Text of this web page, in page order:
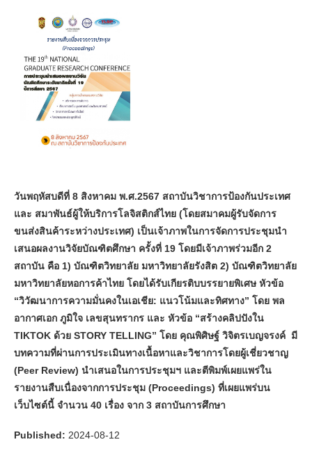
วันพฤหัสบดีที่ 8 สิงหาคม พ.ศ.2567 สถาบันวิชาการป้องกันประเทศ
และ สมาพันธ์ผู้ให้บริการโลจิสติกส์ไทย (โดยสมาคมผู้รับจัดการ
ขนส่งสินค้าระหว่างประเทศ) เป็นเจ้าภาพในการจัดการประชุมนำ
เสนอผลงานวิจัยบัณฑิตศึกษา ครั้งที่ 19 โดยมีเจ้าภาพร่วมอีก 2
สถาบัน คือ 1) บัณฑิตวิทยาลัย มหาวิทยาลัยรังสิต 2) บัณฑิตวิทยาลัย
มหาวิทยาลัยหอการค้าไทย โดยได้รับเกียรติบบรรยายพิเศษ หัวข้อ
“วิวัฒนาการความมั่นคงในเอเชีย: แนวโน้มและทิศทาง” โดย พล
อากาศเอก ภูมิใจ เลขสุนทรากร และ หัวข้อ “สร้างคลิปปังใน
TIKTOK ด้วย STORY TELLING” โดย คุณพิศิษฐ์ วิจิตรเบญจรงค์ มี
บทความที่ผ่านการประเมินทางเนื้อหาและวิชาการโดยผู้เชี่ยวชาญ
(Peer Review) นำเสนอในการประชุมฯ และตีพิมพ์เผยแพร่ใน
รายงานสืบเนื่องจากการประชุม (Proceedings) ที่เผยแพร่บน
เว็บไซต์นี้ จำนวน 40 เรื่อง จาก 3 สถาบันการศึกษา
Published: 2024-08-12